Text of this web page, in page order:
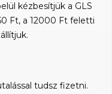
kézbesítjük a GLS
Ft, a 12000 Ft feletti
tudsz fizetni.